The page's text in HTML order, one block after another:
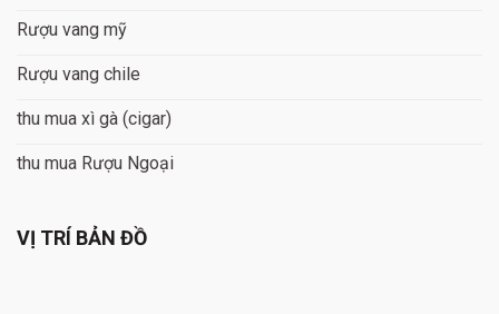
Rượu vang mỹ
Rượu vang chile
thu mua xì gà (cigar)
thu mua Rượu Ngoại
VỊ TRÍ BẢN ĐỒ